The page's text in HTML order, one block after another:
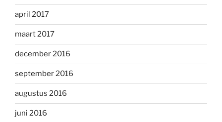
april 2017
maart 2017
december 2016
september 2016
augustus 2016
juni 2016